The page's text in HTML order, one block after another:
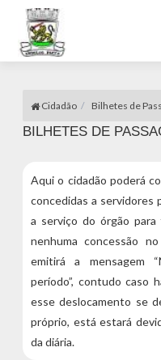
Cidadão Bilhetes de
BILHETES DE
Aqui o cidadão poderá
concedidas a servidores
a serviço do órgão
nenhuma concessão
emitirá a mensagem
período”, contudo caso
esse deslocamento se
próprio, está estará
da diária.